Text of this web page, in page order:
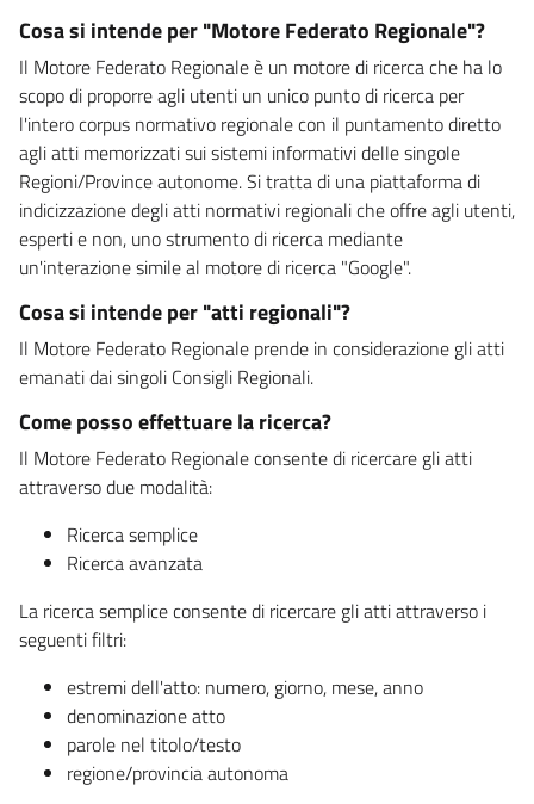
Cosa si intende per "Motore Federato Regionale"?
Il Motore Federato Regionale è un motore di ricerca che ha lo
scopo di proporre agli utenti un unico punto di ricerca per
l'intero corpus normativo regionale con il puntamento diretto
agli atti memorizzati sui sistemi informativi delle singole
Regioni/Province autonome. Si tratta di una piattaforma di
indicizzazione degli atti normativi regionali che offre agli utenti,
esperti e non, uno strumento di ricerca mediante
un'interazione simile al motore di ricerca "Google".
Cosa si intende per "atti regionali"?
Il Motore Federato Regionale prende in considerazione gli atti
emanati dai singoli Consigli Regionali.
Come posso effettuare la ricerca?
Il Motore Federato Regionale consente di ricercare gli atti
attraverso due modalità:
Ricerca semplice
Ricerca avanzata
La ricerca semplice consente di ricercare gli atti attraverso i
seguenti filtri:
estremi dell'atto: numero, giorno, mese, anno
denominazione atto
parole nel titolo/testo
regione/provincia autonoma